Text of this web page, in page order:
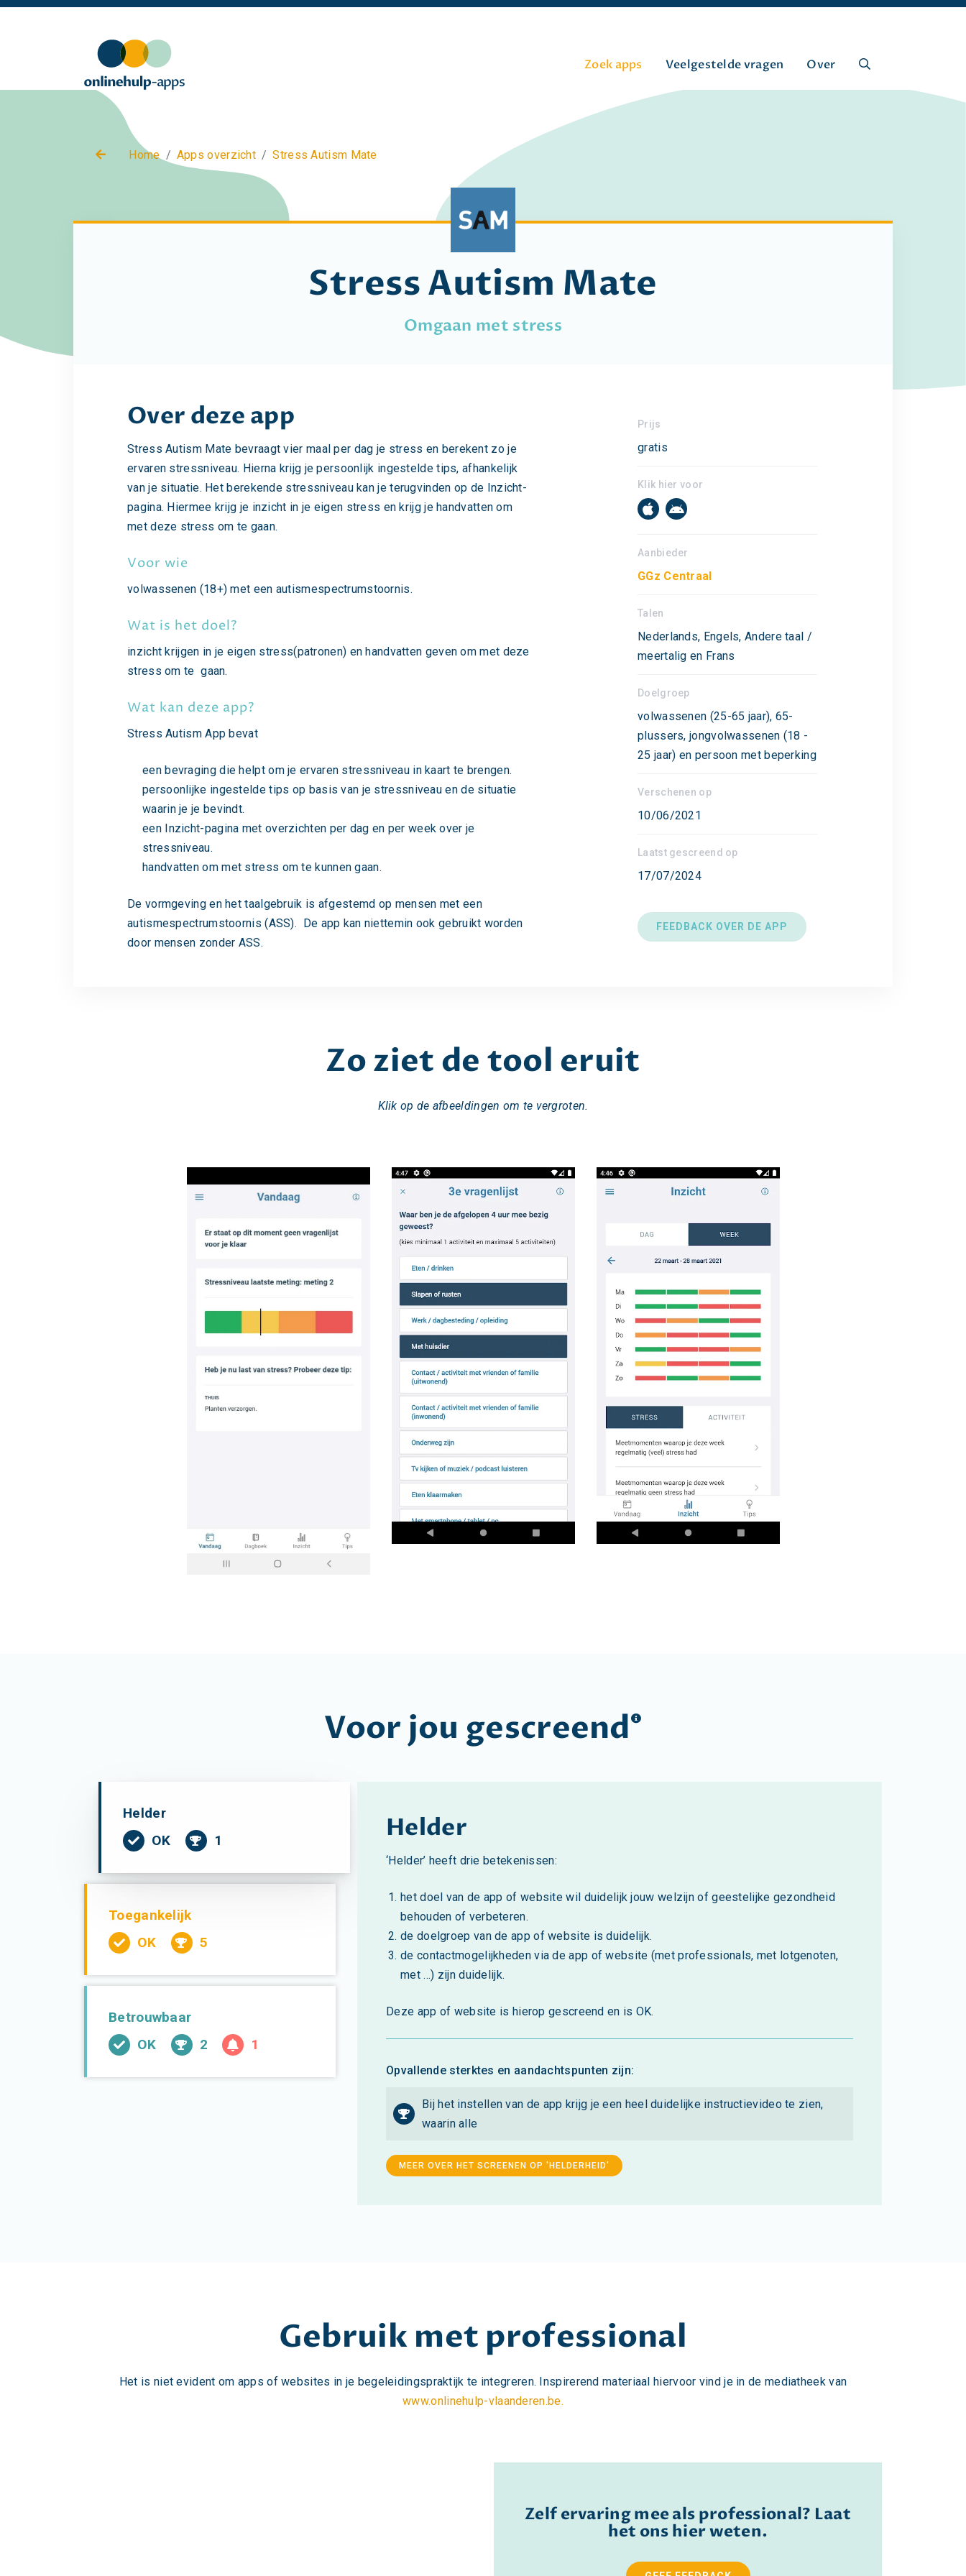
Zoek apps Veelgestelde vragen Over
Home Apps overzicht Stress Autism Mate
Stress Autism Mate
Omgaan met stress
Over deze app
Stress Autism Mate bevraagt vier maal per dag je stress en berekent zo je
ervaren stressniveau. Hierna krijg je persoonlijk ingestelde tips, afhankelijk
van je situatie. Het berekende stressniveau kan je terugvinden op de Inzicht-
pagina. Hiermee krijg je inzicht in je eigen stress en krijg je handvatten om
met deze stress om te gaan.
Voor wie
volwassenen (18+) met een autismespectrumstoornis.
Wat is het doel?
inzicht krijgen in je eigen stress(patronen) en handvatten geven om met deze
stress om te gaan.
Wat kan deze app?
Stress Autism App bevat
een bevraging die helpt om je ervaren stressniveau in kaart te brengen.
persoonlijke ingestelde tips op basis van je stressniveau en de situatie
waarin je je bevindt.
een Inzicht-pagina met overzichten per dag en per week over je
stressniveau.
handvatten om met stress om te kunnen gaan.
De vormgeving en het taalgebruik is afgestemd op mensen met een
autismespectrumstoornis (ASS). De app kan niettemin ook gebruikt worden
door mensen zonder ASS.
Prijs
gratis
Klik hier voor
Aanbieder
GGz Centraal
Talen
Nederlands, Engels, Andere taal /
meertalig en Frans
Doelgroep
volwassenen (25-65 jaar), 65-
plussers, jongvolwassenen (18 -
25 jaar) en persoon met beperking
Verschenen op
10/06/2021
Laatst gescreend op
17/07/2024
FEEDBACK OVER DE APP
Zo ziet de tool eruit
Klik op de afbeeldingen om te vergroten.
Voor jou gescreend
Helder
OK
1
Toegankelijk
OK
5
Betrouwbaar
OK
2 1
Helder
‘Helder’ heeft drie betekenissen:
het doel van de app of website wil duidelijk jouw welzijn of geestelijke gezondheid
behouden of verbeteren.
de doelgroep van de app of website is duidelijk.
de contactmogelijkheden via de app of website (met professionals, met lotgenoten,
met ...) zijn duidelijk.
Deze app of website is hierop gescreend en is OK.
Opvallende sterktes en aandachtspunten zijn:
Bij het instellen van de app krijg je een heel duidelijke instructievideo te zien,
waarin alle
MEER OVER HET SCREENEN OP 'HELDERHEID'
Gebruik met professional
Het is niet evident om apps of websites in je begeleidingspraktijk te integreren. Inspirerend materiaal hiervoor vind je in de mediatheek van
www.onlinehulp-vlaanderen.be.
Zelf ervaring mee als professional? Laat
het ons hier weten.